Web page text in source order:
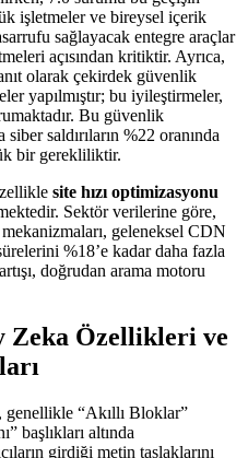
işletmeler ve bireysel içerik
sağlayacak entegre araçlar
açısından kritiktir. Ayrıca,
olarak çekirdek güvenlik
yapılmıştır; bu iyileştirmeler,
Bu güvenlik
saldırıların %22 oranında
bir gerekliliktir.
site hızı optimizasyonu
Sektör verilerine göre,
geleneksel CDN
%18’e kadar daha fazla
doğrudan arama motoru
Zeka Özellikleri ve
“Akıllı Bloklar”
başlıkları altında
girdiği metin taslaklarını